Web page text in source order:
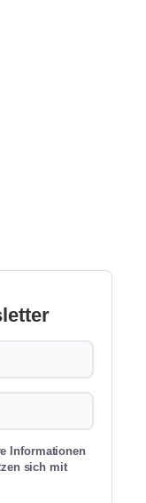
Informationen
sich mit